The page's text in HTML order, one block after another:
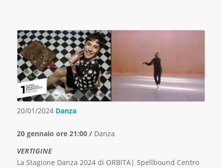
20/01/2024 Danza
20 gennaio ore 21:00 / Danza
VERTIGINE
La Stagione Danza 2024 di ORBITA| Spellbound Centro